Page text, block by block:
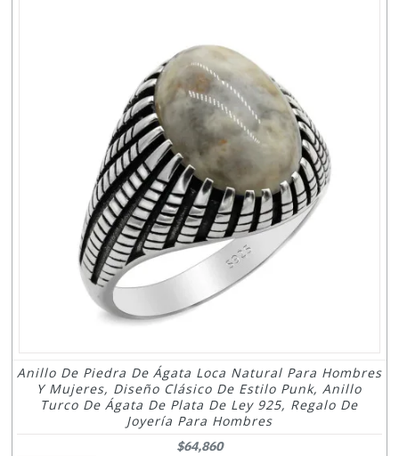
Anillo De Piedra De Ágata Loca Natural Para Hombres
Y Mujeres, Diseño Clásico De Estilo Punk, Anillo
Turco De Ágata De Plata De Ley 925, Regalo De
Joyería Para Hombres
$64,860